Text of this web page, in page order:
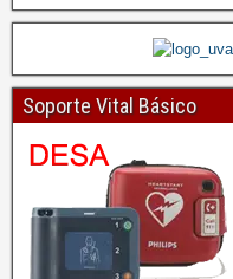
Soporte Vital Básico